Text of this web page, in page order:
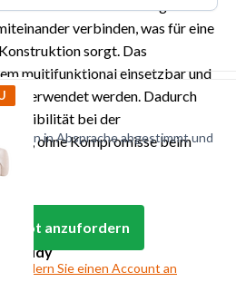
sich mithilfe von Alligator-
verbinden, was für eine
sorgt. Das
multifunktional einsetzbar und
verwendet werden. Dadurch
Flexibilität bei der
ohne Kompromisse beim
Eddy
in Absprache abgestimmt und
anzufordern
Fordern Sie einen Account an